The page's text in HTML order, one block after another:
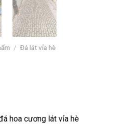
/ Đá lát vỉa hè
hoa cương lát vỉa hè